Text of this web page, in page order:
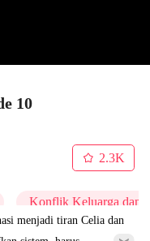
10
2.3K
Konflik Keluarga dan
menjadi tiran Celia dan